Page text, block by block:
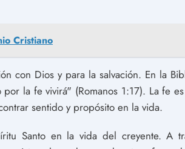
Cristiano
con Dios y para la salvación. En la
la fe vivirá" (Romanos 1:17). La fe
sentido y propósito en la vida.
Santo en la vida del creyente. A